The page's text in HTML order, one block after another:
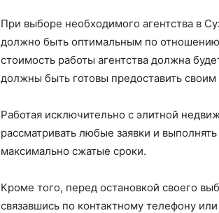
При выборе необходимого агентства в
должно быть оптимальным по
стоимость работы агентства должна
должны быть готовы предоставить
Работая исключительно с элитной
рассматривать любые заявки и
максимально сжатые сроки.
Кроме того, перед остановкой своего
связавшись по контактному телефону